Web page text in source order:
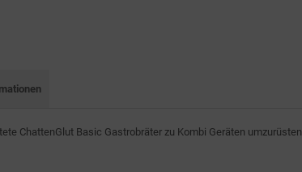
ChattenGlut Basic Gastrobräter zu Kombi Geräten umzurüsten.